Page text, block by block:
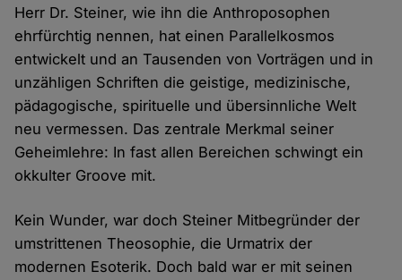
Herr Dr. Steiner, wie ihn die Anthroposophen
ehrfürchtig nennen, hat einen Parallelkosmos
entwickelt und an Tausenden von Vorträgen und in
unzähligen Schriften die geistige, medizinische,
pädagogische, spirituelle und übersinnliche Welt
neu vermessen. Das zentrale Merkmal seiner
Geheimlehre: In fast allen Bereichen schwingt ein
okkulter Groove mit.
Kein Wunder, war doch Steiner Mitbegründer der
umstrittenen Theosophie, die Urmatrix der
modernen Esoterik. Doch bald war er mit seinen